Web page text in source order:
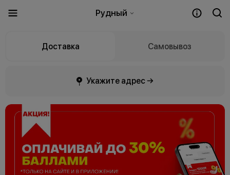
Рудный
Доставка Самовывоз
Укажите адрес →